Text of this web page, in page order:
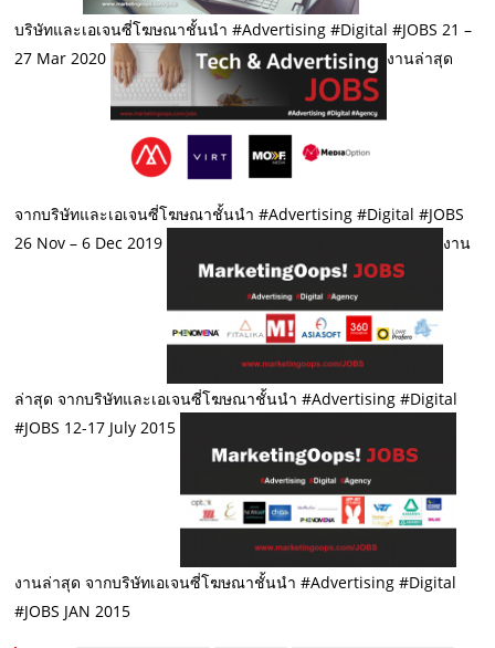
บริษัทและเอเจนซี่โฆษณาชั้นนำ #Advertising #Digital #JOBS 21 –
27 Mar 2020
งานล่าสุด
จากบริษัทและเอเจนซี่โฆษณาชั้นนำ #Advertising #Digital #JOBS
26 Nov – 6 Dec 2019
งาน
ล่าสุด จากบริษัทและเอเจนซี่โฆษณาชั้นนำ #Advertising #Digital
#JOBS 12-17 July 2015
งานล่าสุด จากบริษัทเอเจนซี่โฆษณาชั้นนำ #Advertising #Digital
#JOBS JAN 2015